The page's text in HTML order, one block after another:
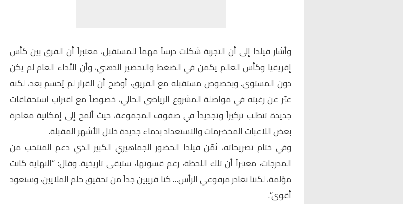
وأشار فيلدا إلى أن التجربة شكلت درساً مهماً للمستقبل، معتبراً أن الفرق بين كأس
إفريقيا وكأس العالم يكمن في الضغط والتحضير الذهني، وأن الأداء العام لم يكن
دون المستوى. وبخصوص مستقبله مع الفريق، أوضح أن القرار لم يُحسم بعد، لكنه
عبّر عن رغبته في مواصلة المشروع الرياضي الحالي، خصوصاً مع اقتراب استحقاقات
جديدة تتطلب تركيزاً وتجديداً في صفوف المجموعة، حيث ألمح إلى إمكانية مغادرة
بعض اللاعبات المخضرمات والاستعداد بدماء جديدة خلال الأشهر المقبلة.
وفي ختام تصريحاته، ثمّن فيلدا الحضور الجماهيري الكبير الذي دعم المنتخب من
المدرجات، معتبراً أن تلك اللحظة، رغم قسوتها، ستبقى تاريخية. وقال: “النهاية كانت
مؤلمة، لكننا نغادر مرفوعي الرأس… كنا قريبين جداً من تحقيق حلم الملايين، وسنعود
أقوى”.